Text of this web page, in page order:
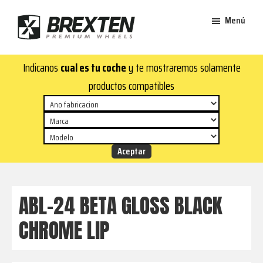
contenido
principal
de
página
Brexten
aluminio
premium
¡En
Brexten.com
encontrarás
aluminio
top!
y
estilo
para
Menú
Indicanos cual es tu cochey te mostraremos solamente
productos compatibles
ABL-24 BETA GLOSS BLACK
CHROME LIP